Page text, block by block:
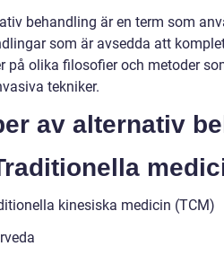
behandling är en term som
som är avsedda att
på olika filosofier och metoder
tekniker.
av alternativ
kinesiska medicin (TCM)